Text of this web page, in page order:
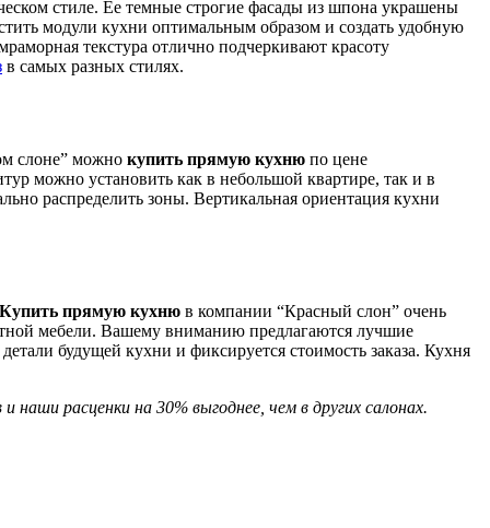
стиле. Ее темные строгие фасады из шпона украшены
модули кухни оптимальным образом и создать удобную
текстура отлично подчеркивают красоту
в самых разных стилях.
слоне” можно купить прямую кухню по цене
можно установить как в небольшой квартире, так и в
распределить зоны. Вертикальная ориентация кухни
Купить прямую кухню в компании “Красный слон” очень
мебели. Вашему вниманию предлагаются лучшие
будущей кухни и фиксируется стоимость заказа. Кухня
расценки на 30% выгоднее, чем в других салонах.